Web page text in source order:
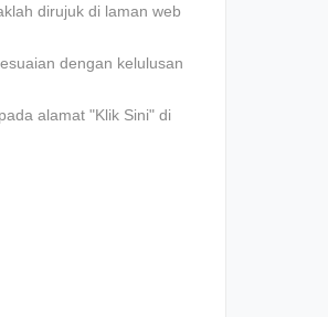
dirujuk di laman web
dengan kelulusan
alamat "Klik Sini" di